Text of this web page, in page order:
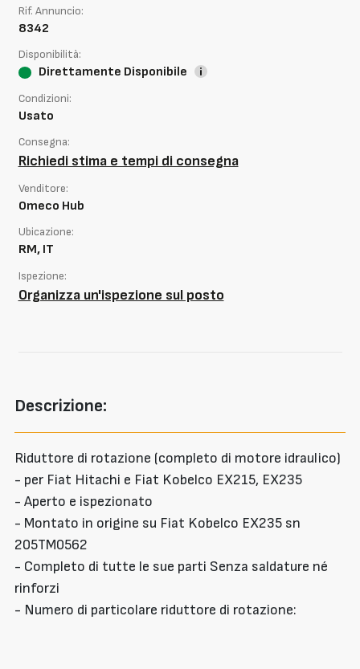
Descrizione:
Riduttore di rotazione (completo di motore idraulico)
- per Fiat Hitachi e Fiat Kobelco EX215, EX235
- Aperto e ispezionato
- Montato in origine su Fiat Kobelco EX235 sn
205TM0562
- Completo di tutte le sue parti Senza saldature né
rinforzi
- Numero di particolare riduttore di rotazione:
Rif. Annuncio:
8342
Disponibilità:
Direttamente Disponibile
Condizioni:
Usato
Consegna:
Richiedi stima e tempi di consegna
Venditore:
Omeco Hub
Ubicazione:
RM, IT
Ispezione:
Organizza un'ispezione sul posto